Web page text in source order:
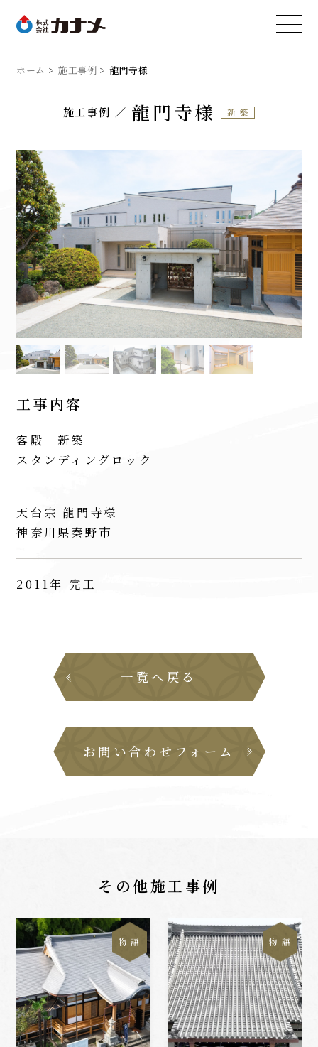
ホーム 施工事例 龍門寺様
施工事例 龍門寺様 新築
工事内容
客殿 新築
スタンディングロック
天台宗 龍門寺様
神奈川県秦野市
2011年 完工
一覧へ戻る
お問い合わせフォーム
その他施工事例
物 語 物 語